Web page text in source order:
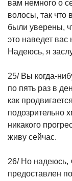
вам немного о
волосы, так что
были уверены,
это наведет
Надеюсь, я
25/ Вы когда-
по пять раз в
как
подозрительно
никакого
живу сейчас.
26/ Но надеюсь,
предоставлен